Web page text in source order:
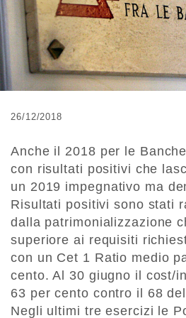
26/12/2018
Anche il 2018 per le
con risultati positivi che
un 2019 impegnativo ma
Risultati positivi sono stati
dalla patrimonializzazione
superiore ai requisiti
con un Cet 1 Ratio medio
cento. Al 30 giugno il cost/
63 per cento contro il 68
Negli ultimi tre esercizi le